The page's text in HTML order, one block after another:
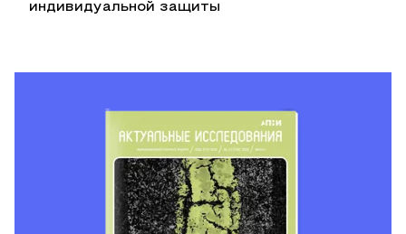
индивидуальной защиты